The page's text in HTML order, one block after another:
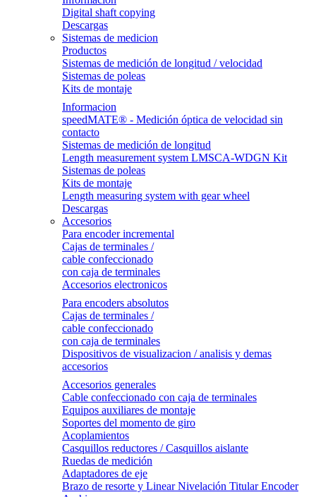
Digital shaft copying
Descargas
Sistemas de medicion
Productos
Sistemas de medición de longitud / velocidad
Sistemas de poleas
Kits de montaje
Informacion
speedMATE® - Medición óptica de velocidad sin
contacto
Sistemas de medición de longitud
Length measurement system LMSCA-WDGN Kit
Sistemas de poleas
Kits de montaje
Length measuring system with gear wheel
Descargas
Accesorios
Para encoder incremental
Cajas de terminales /
cable confeccionado
con caja de terminales
Accesorios electronicos
Para encoders absolutos
Cajas de terminales /
cable confeccionado
con caja de terminales
Dispositivos de visualizacion / analisis y demas
accesorios
Accesorios generales
Cable confeccionado con caja de terminales
Equipos auxiliares de montaje
Soportes del momento de giro
Acoplamientos
Casquillos reductores / Casquillos aislante
Ruedas de medición
Adaptadores de eje
Brazo de resorte y Linear Nivelación Titular Encoder